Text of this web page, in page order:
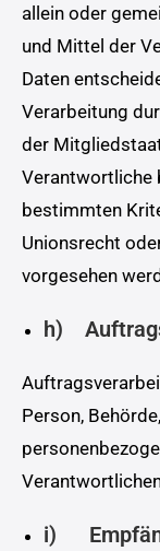
allein oder
und Mittel der
Daten
Verarbeitung
der
Verantwortliche
bestimmten
Unionsrecht
vorgesehen
h)
Person,
i)